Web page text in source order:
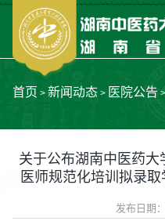
首页 > 新闻动态> 医院公告
关于公布湖南中医药
医师规范化培训拟录
发布日期